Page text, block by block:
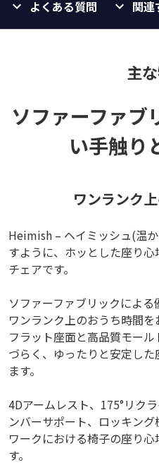
よくある質問
関連
主
ソファーファブ
い手触り
ワンランク
Heimish – ヘイミッシュ(温
すように、ホッとした座り
チェアです。
ソファーファブリックによる
ワンランク上のおうち時間を
フラット座面と高品質モー
づらく、ゆったりと安定し
ます。
4Dアームレスト、175°リク
ンバーサポート、ロッキン
ワークにおける椅子の座り
す。